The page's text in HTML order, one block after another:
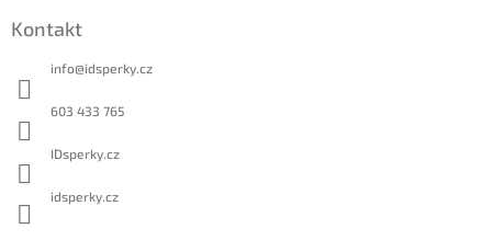
Kontakt
info@idsperky.cz
603 433 765
IDsperky.cz
idsperky.cz